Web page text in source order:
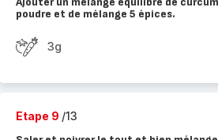
poudre et de mélange 5 épices.
3g
Etape 9 /13